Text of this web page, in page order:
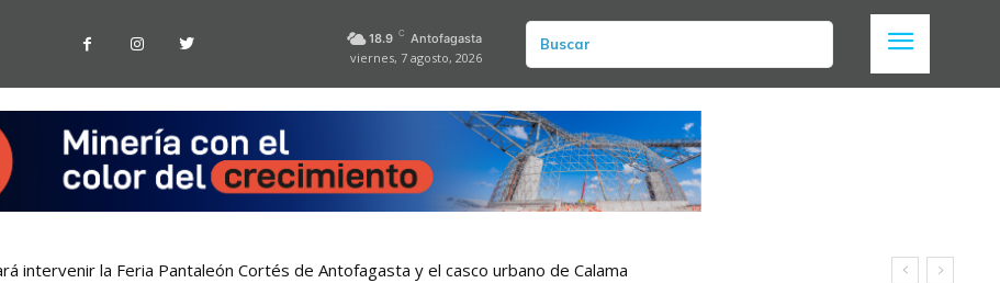
18.9 C Antofagasta
viernes, 7 agosto, 2026
Buscar
intervenir la Feria Pantaleón Cortés de Antofagasta y el casco urbano de Calama